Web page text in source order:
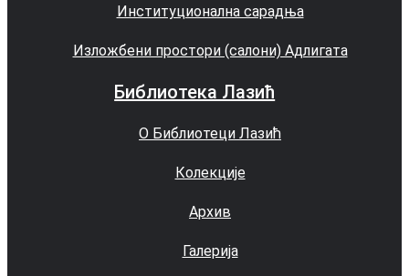
Институционална сарадња
Изложбени простори (салони) Адлигата
Библиотека Лазић
О Библиотеци Лазић
Колекције
Архив
Галерија